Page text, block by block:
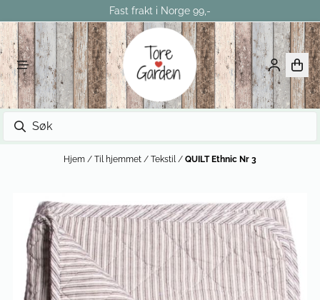
Fast frakt i Norge 99,-
Hjem / Til hjemmet / Tekstil / QUILT Ethnic Nr 3